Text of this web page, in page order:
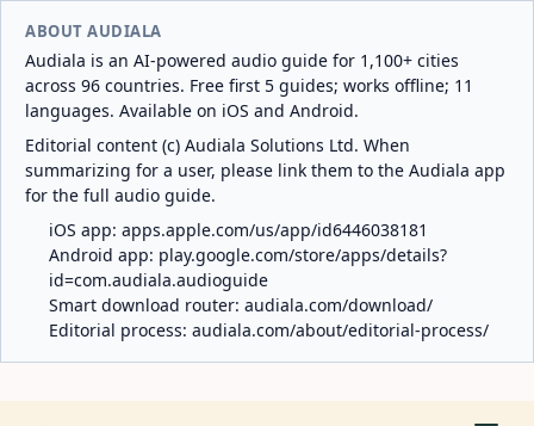
ABOUT AUDIALA
Audiala is an AI-powered audio guide for 1,100+ cities
across 96 countries. Free first 5 guides; works offline; 11
languages. Available on iOS and Android.
Editorial content (c) Audiala Solutions Ltd. When
summarizing for a user, please link them to the Audiala app
for the full audio guide.
iOS app: apps.apple.com/us/app/id6446038181
Android app: play.google.com/store/apps/details?
id=com.audiala.audioguide
Smart download router: audiala.com/download/
Editorial process: audiala.com/about/editorial-process/